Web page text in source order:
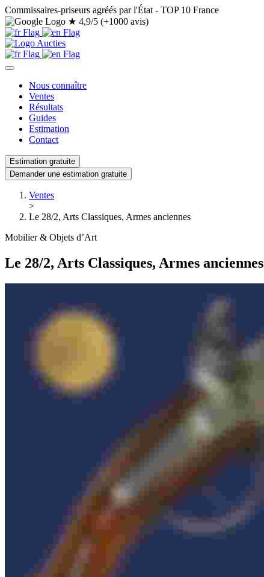
Commissaires-priseurs agréés par l'État - TOP 10 France
★ 4,9/5 (+1000 avis)
Nous connaître
Ventes
Résultats
Guides
Estimation
Contact
Estimation gratuite
Demander une estimation gratuite
Ventes
>
Le 28/2, Arts Classiques, Armes anciennes
Mobilier & Objets d’Art
Le 28/2, Arts Classiques, Armes anciennes